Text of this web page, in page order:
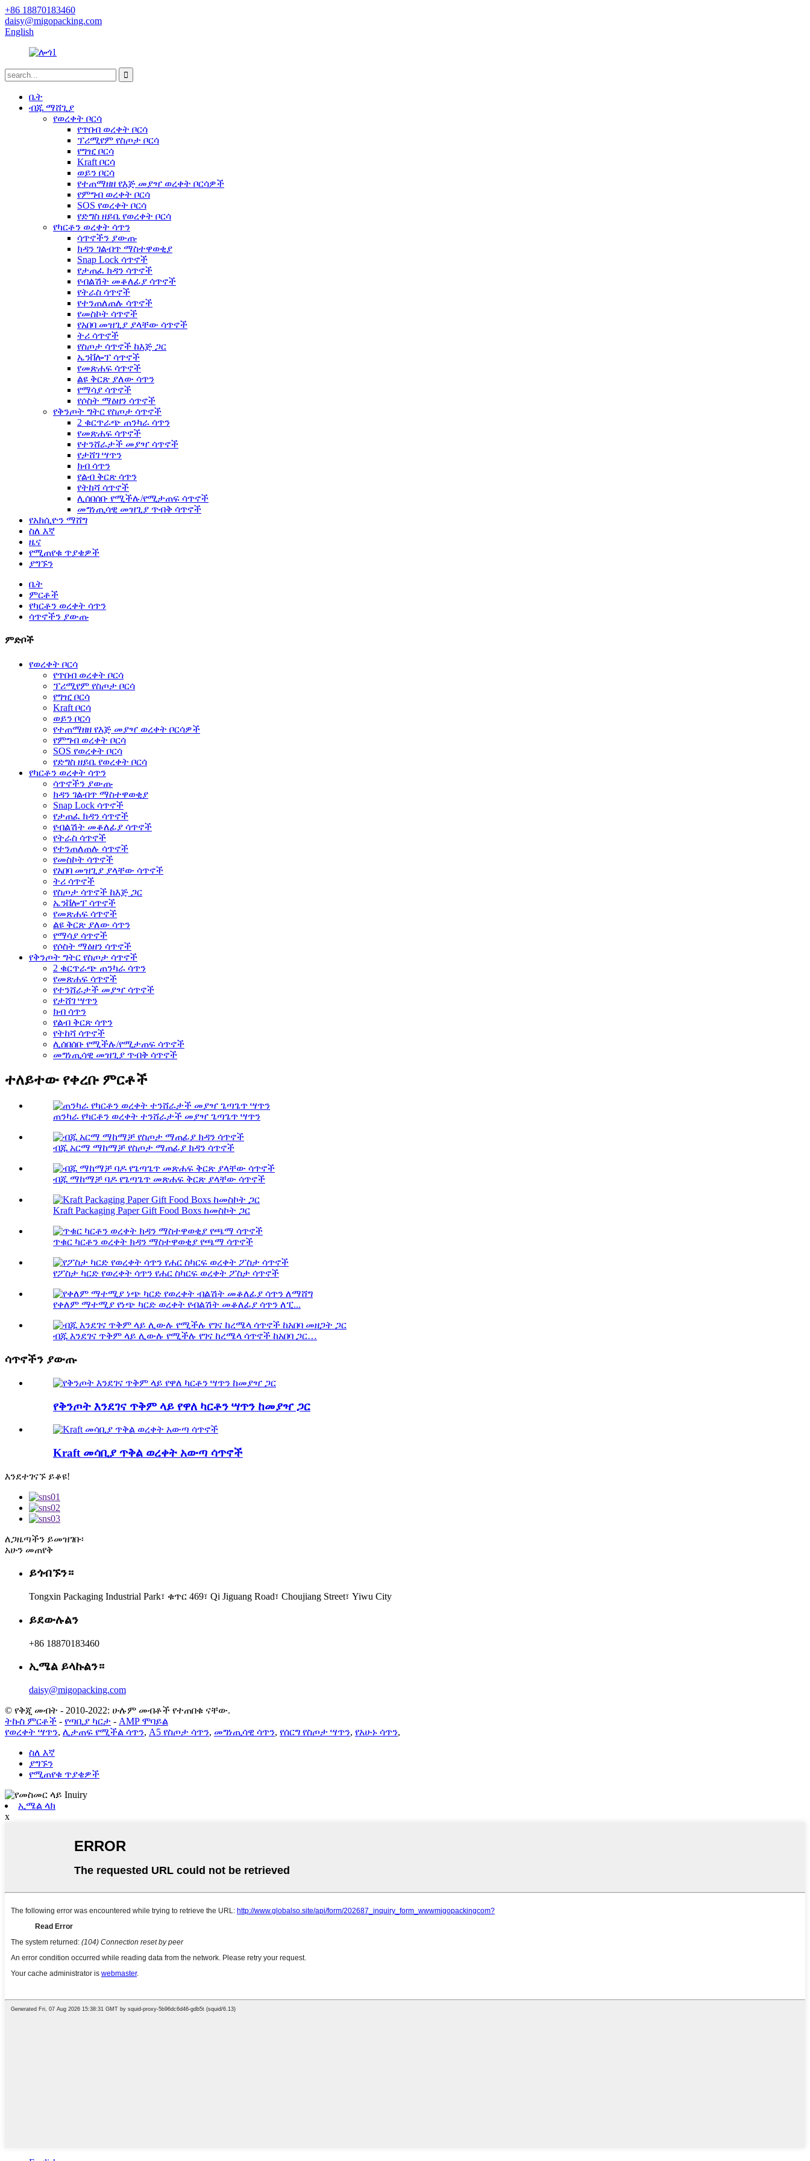
+86 18870183460
daisy@migopacking.com
English
ቤት
ብጁ ማሸጊያ
የወረቀት ቦርሳ
የጥበብ ወረቀት ቦርሳ
ፕሪሚየም የስጦታ ቦርሳ
የግዢ ቦርሳ
Kraft ቦርሳ
ወይን ቦርሳ
የተጠማዘዘ የእጅ መያዣ ወረቀት ቦርሳዎች
የምግብ ወረቀት ቦርሳ
SOS የወረቀት ቦርሳ
የድግስ ዘይቤ የወረቀት ቦርሳ
የካርቶን ወረቀት ሳጥን
ሳጥኖችን ያውጡ
ክዳን ገልብጥ ማስተዋወቂያ
Snap Lock ሳጥኖች
የታጠፈ ክዳን ሳጥኖች
የብልሽት መቆለፊያ ሳጥኖች
የትራስ ሳጥኖች
የተንጠለጠሉ ሳጥኖች
የመስኮት ሳጥኖች
የአበባ መዝጊያ ያላቸው ሳጥኖች
ትሪ ሳጥኖች
የስጦታ ሳጥኖች ከእጅ ጋር
ኤንቨሎፕ ሳጥኖች
የመጽሐፍ ሳጥኖች
ልዩ ቅርጽ ያለው ሳጥን
የማሳያ ሳጥኖች
የሶስት ማዕዘን ሳጥኖች
የቅንጦት ግትር የስጦታ ሳጥኖች
2 ቁርጥራጭ ጠንካራ ሳጥን
የመጽሐፍ ሳጥኖች
የተንሸራታች መያዣ ሳጥኖች
የታሸገ ሣጥን
ክብ ሳጥን
የልብ ቅርጽ ሳጥን
የትከሻ ሳጥኖች
ሊሰበሰቡ የሚችሉ/የሚታጠፍ ሳጥኖች
መግነጢሳዊ መዝጊያ ጥብቅ ሳጥኖች
የአክሲዮን ማሸግ
ስለ እኛ
ዜና
የሚጠየቁ ጥያቄዎች
ያግኙን
ቤት
ምርቶች
የካርቶን ወረቀት ሳጥን
ሳጥኖችን ያውጡ
ምድቦች
የወረቀት ቦርሳ
የጥበብ ወረቀት ቦርሳ
ፕሪሚየም የስጦታ ቦርሳ
የግዢ ቦርሳ
Kraft ቦርሳ
ወይን ቦርሳ
የተጠማዘዘ የእጅ መያዣ ወረቀት ቦርሳዎች
የምግብ ወረቀት ቦርሳ
SOS የወረቀት ቦርሳ
የድግስ ዘይቤ የወረቀት ቦርሳ
የካርቶን ወረቀት ሳጥን
ሳጥኖችን ያውጡ
ክዳን ገልብጥ ማስተዋወቂያ
Snap Lock ሳጥኖች
የታጠፈ ክዳን ሳጥኖች
የብልሽት መቆለፊያ ሳጥኖች
የትራስ ሳጥኖች
የተንጠለጠሉ ሳጥኖች
የመስኮት ሳጥኖች
የአበባ መዝጊያ ያላቸው ሳጥኖች
ትሪ ሳጥኖች
የስጦታ ሳጥኖች ከእጅ ጋር
ኤንቨሎፕ ሳጥኖች
የመጽሐፍ ሳጥኖች
ልዩ ቅርጽ ያለው ሳጥን
የማሳያ ሳጥኖች
የሶስት ማዕዘን ሳጥኖች
የቅንጦት ግትር የስጦታ ሳጥኖች
2 ቁርጥራጭ ጠንካራ ሳጥን
የመጽሐፍ ሳጥኖች
የተንሸራታች መያዣ ሳጥኖች
የታሸገ ሣጥን
ክብ ሳጥን
የልብ ቅርጽ ሳጥን
የትከሻ ሳጥኖች
ሊሰበሰቡ የሚችሉ/የሚታጠፍ ሳጥኖች
መግነጢሳዊ መዝጊያ ጥብቅ ሳጥኖች
ተለይተው የቀረቡ ምርቶች
ጠንካራ የካርቶን ወረቀት ተንሸራታች መያዣ ጌጣጌጥ ሣጥን
ብጁ አርማ ማከማቻ የስጦታ ማጠፊያ ክዳን ሳጥኖች
ብጁ ማከማቻ ባዶ የጌጣጌጥ መጽሐፍ ቅርጽ ያላቸው ሳጥኖች
Kraft Packaging Paper Gift Food Boxs ከመስኮት ጋር
ጥቁር ካርቶን ወረቀት ክዳን ማስተዋወቂያ የጫማ ሳጥኖች
የፖስታ ካርድ የወረቀት ሳጥን የሐር ስካርፍ ወረቀት ፖስታ ሳጥኖች
የቀለም ማተሚያ የነጭ ካርድ ወረቀት የብልሽት መቆለፊያ ሳጥን ለፒ...
ብጁ እንደገና ጥቅም ላይ ሊውሉ የሚችሉ የገና ከረሜላ ሳጥኖች ከአበባ ጋር…
ሳጥኖችን ያውጡ
የቅንጦት እንደገና ጥቅም ላይ የዋለ ካርቶን ሣጥን ከመያዣ ጋር
Kraft መሳቢያ ጥቅል ወረቀት አውጣ ሳጥኖች
እንደተገናኙ ይቆዩ!
ለጋዜጣችን ይመዝገቡ፡
አሁን መጠየቅ
ይጎብኙን።
Tongxin Packaging Industrial Park፣ ቁጥር 469፣ Qi Jiguang Road፣ Choujiang Street፣ Yiwu City
ይደውሉልን
+86 18870183460
ኢሜል ይላኩልን።
daisy@migopacking.com
© የቅጂ መብት - 2010-2022: ሁሉም መብቶች የተጠበቁ ናቸው.
ትኩስ ምርቶች - የጣቢያ ካርታ - AMP ሞባይል
የወረቀት ሣጥን, ሊታጠፍ የሚችል ሳጥን, A5 የስጦታ ሳጥን, መግነጢሳዊ ሳጥን, የሰርግ የስጦታ ሣጥን, የአሁኑ ሳጥን,
ስለ እኛ
ያግኙን
የሚጠየቁ ጥያቄዎች
ኢሜል ላክ
x